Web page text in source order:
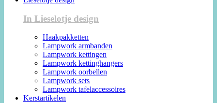
In Lieselotje design
Haakpakketten
Lampwork armbanden
Lampwork kettingen
Lampwork kettinghangers
Lampwork oorbellen
Lampwork sets
Lampwork tafelaccessoires
Kerstartikelen